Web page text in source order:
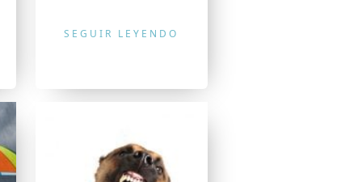
SEGUIR LEYENDO